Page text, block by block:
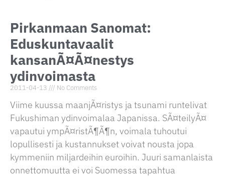
Pirkanmaan Sanomat:
Eduskuntavaalit
kansanÃ¤Ã¤nestys
ydinvoimasta
2011-04-13 No Comments
Viime kuussa maanjÃ¤ristys ja tsunami runtelivat
Fukushiman ydinvoimalaa Japanissa. SÃ¤teilyÃ¤
vapautui ympÃ¤ristÃ¶Ã¶n, voimala tuhoutui
lopullisesti ja kustannukset voivat nousta jopa
kymmeniin miljardeihin euroihin. Juuri samanlaista
onnettomuutta ei voi Suomessa tapahtua